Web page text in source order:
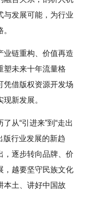
与发展可能，为行业
业链重构、价值再造
塑未来十年流量格
凭借版权资源开发场
新发展。
从“引进来”到“走出
版行业发展的新趋
，逐步转向品牌、价
，越要坚守民族文化
本土、讲好中国故